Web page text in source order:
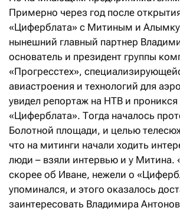
Примерно через год после
«Циферблата» с Митиным и
нынешний главный партнер
основатель и президент группы
«Прогресстех»,
авиастроения и технологий для
увидел репортаж на НТВ и проникся
«Циферблата». Тогда началось
Болотной площади, и целью
что на митинги начали ходить
люди – взяли интервью и у Митина.
скорее об Иване, нежели о
упоминался, и этого оказалось
заинтересовать Владимира